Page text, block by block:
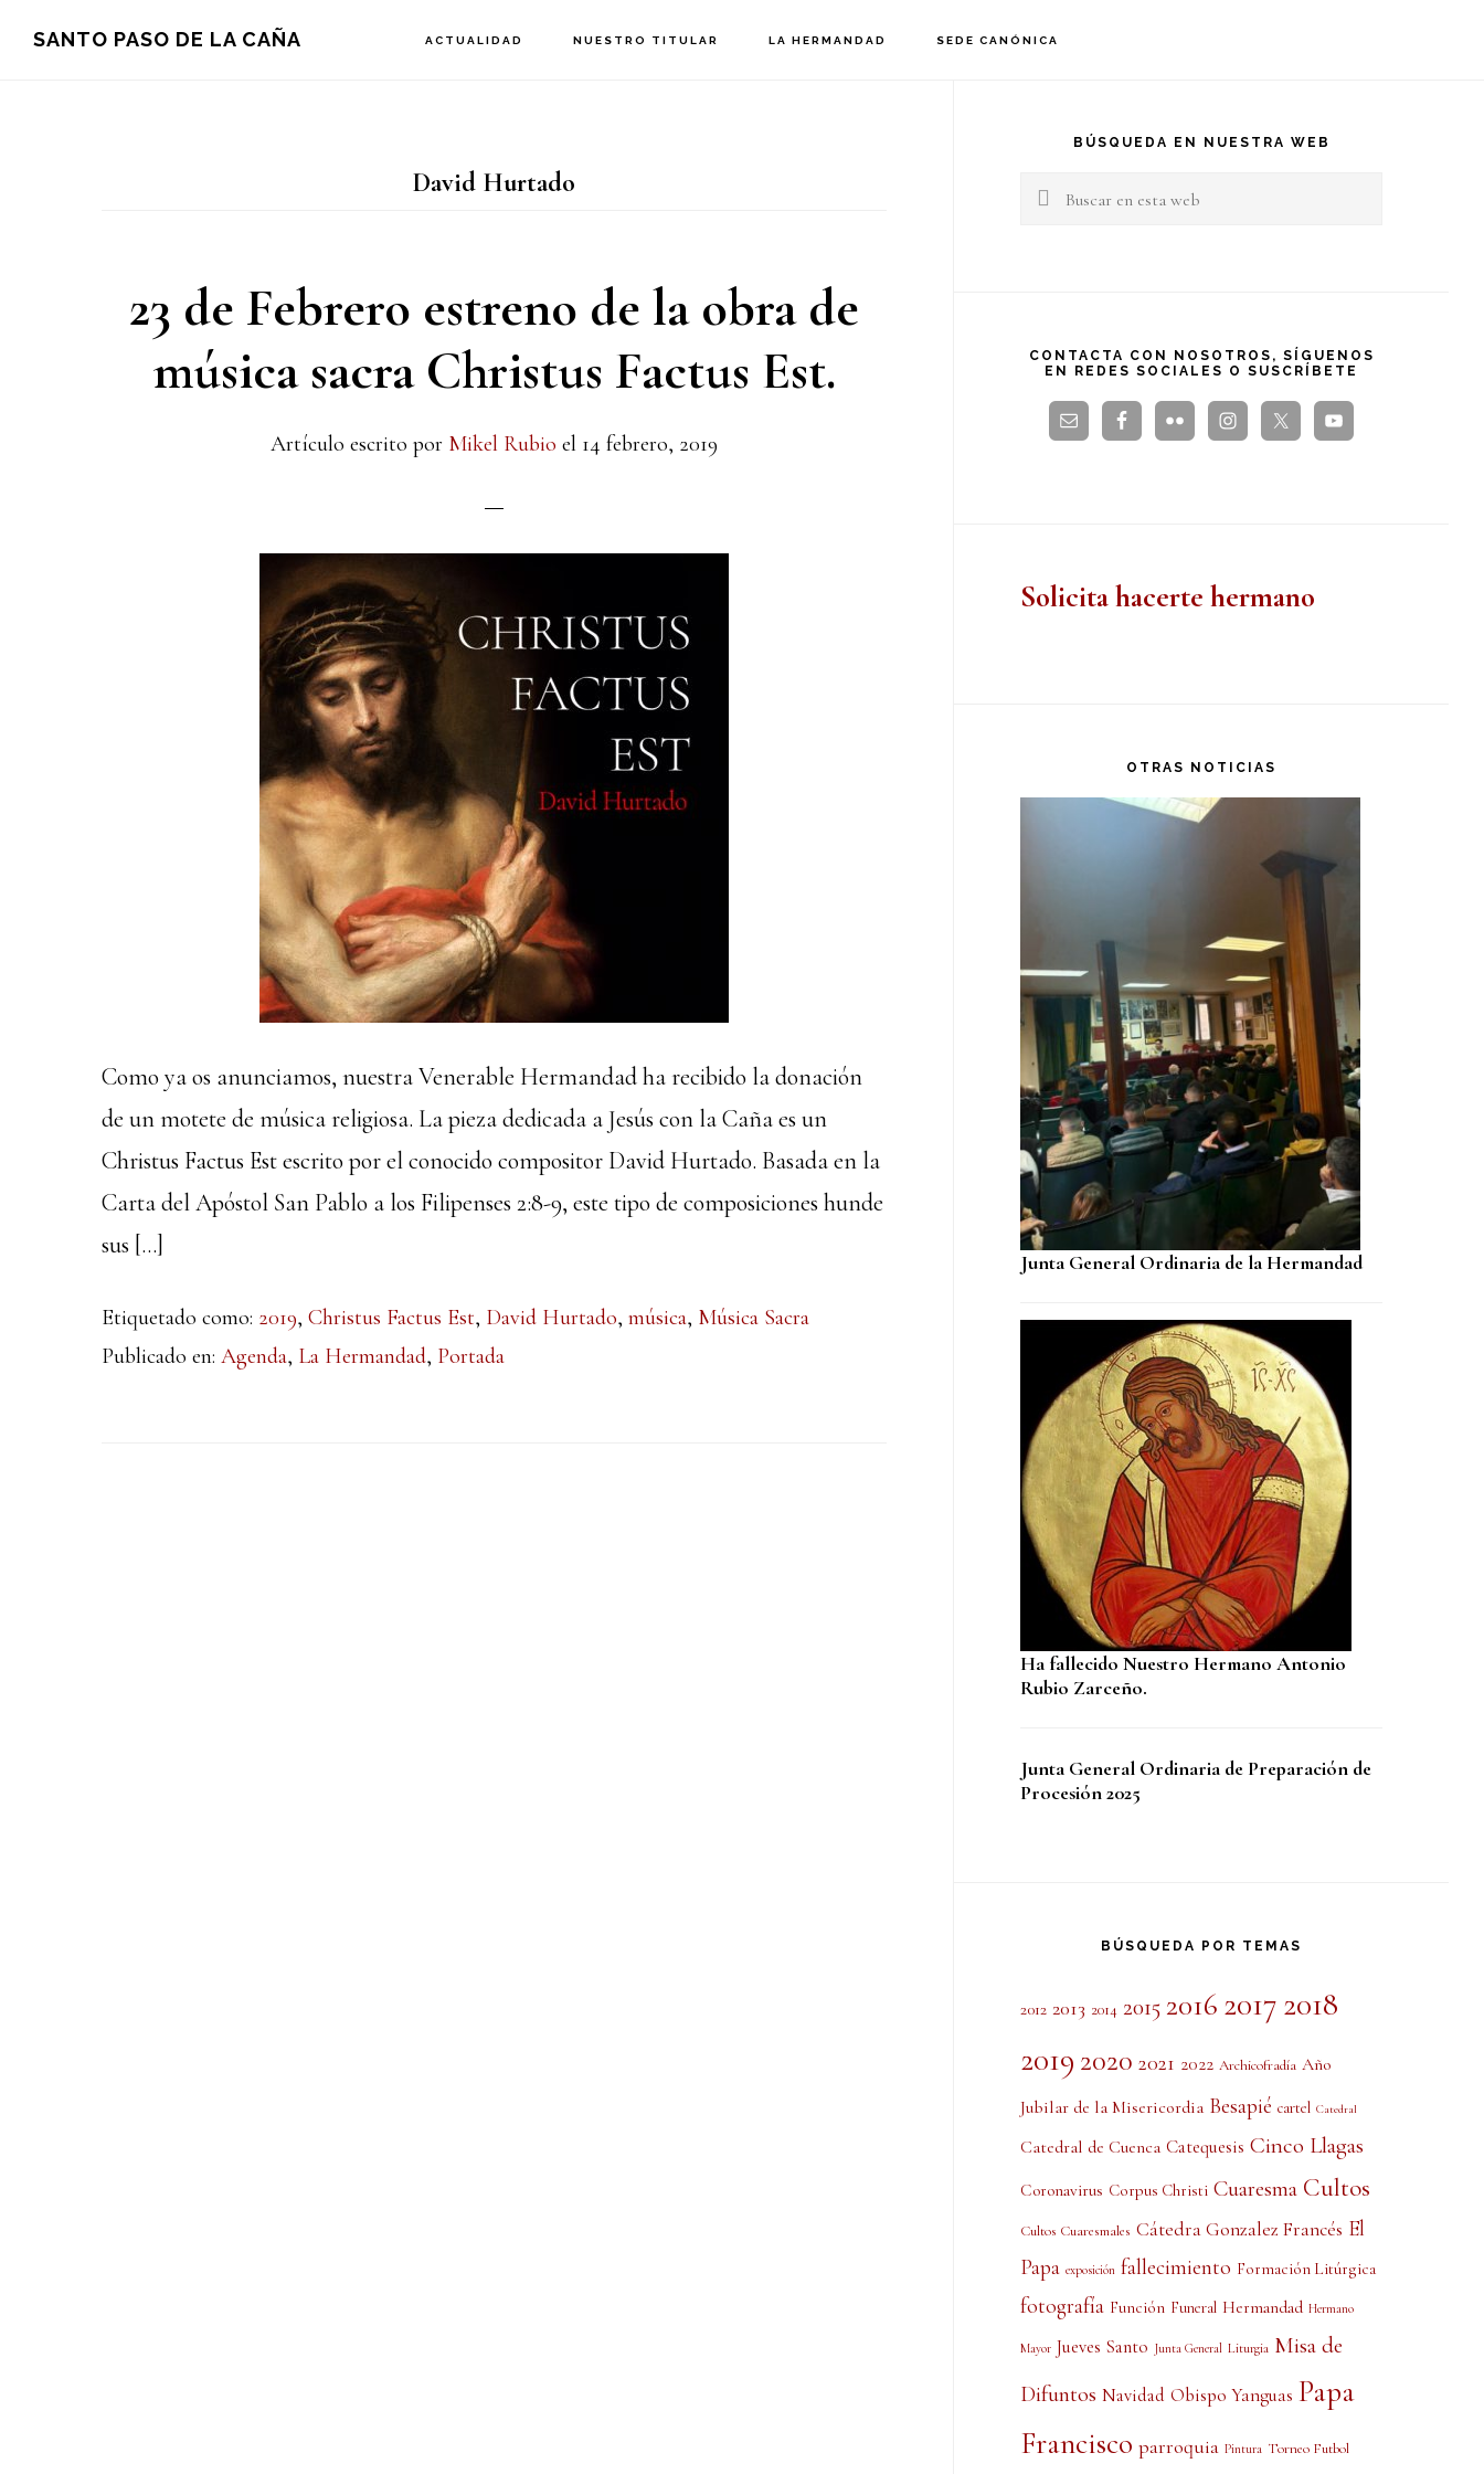
SANTO PASO DE LA CAÑA ACTUALIDAD NUESTRO TITULAR LA HERMANDAD SEDE CANÓNICA
David Hurtado
23 de Febrero estreno de la obra de
música sacra Christus Factus Est.
Artículo escrito por Mikel Rubio el 14 febrero, 2019
Como ya os anunciamos, nuestra Venerable Hermandad ha recibido la donación
de un motete de música religiosa. La pieza dedicada a Jesús con la Caña es un
Christus Factus Est escrito por el conocido compositor David Hurtado. Basada en la
Carta del Apóstol San Pablo a los Filipenses 2:8-9, este tipo de composiciones hunde
sus […]
Etiquetado como: 2019, Christus Factus Est, David Hurtado, música, Música Sacra
Publicado en: Agenda, La Hermandad, Portada
principal
BÚSQUEDA EN NUESTRA WEB
Buscar
CONTACTA CON NOSOTROS, SÍGUENOS
EN REDES SOCIALES O SUSCRÍBETE
Solicita hacerte hermano
OTRAS NOTICIAS
Junta General Ordinaria de la Hermandad
Ha fallecido Nuestro Hermano Antonio
Rubio Zarceño.
Junta General Ordinaria de Preparación de
Procesión 2025
BÚSQUEDA POR TEMAS
2012 2013 2014 20152016 2017 2018
2019 2020 2021 2022 Archicofradía Año
Jubilar de la Misericordia Besapié cartel Catedral
Catedral de Cuenca Catequesis Cinco Llagas
Coronavirus Corpus Christi Cuaresma Cultos
Cultos Cuaresmales Cátedra Gonzalez Francés El
Papa exposición fallecimiento Formación Litúrgica
fotografía Función Funeral Hermandad Hermano
Mayor Jueves Santo Junta General Liturgia Misa de
Difuntos Navidad Obispo Yanguas Papa
Francisco parroquia Pintura Torneo Futbol